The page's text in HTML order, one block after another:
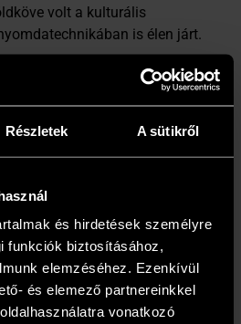
Részletek A sütikről
és hirdetések személyre
funkciók biztosításához,
elemzéséhez. Ezenkívül
és elemező partnereinkkel
vonatkozó
volt a kulturális
is élen járt.
– és vele az épület is –
a kultúrtörténet mellett a
Ez az a nyomda ugyanis,
kavalkádban lefoglaltak, itt
és azt a bizonyos Tizenkét
a galériánk helyén működő
megnyílt a Kammon kávéház,
találkozási pontjaként – új